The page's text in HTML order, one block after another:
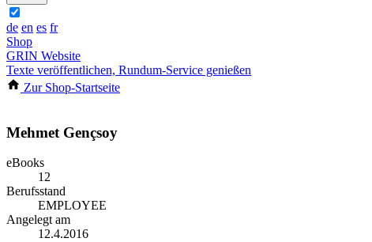
de en es fr
Shop
GRIN Website
Texte veröffentlichen, Rundum-Service genießen
Zur Shop-Startseite
Mehmet Gençsoy
eBooks
12
Berufsstand
EMPLOYEE
Angelegt am
12.4.2016